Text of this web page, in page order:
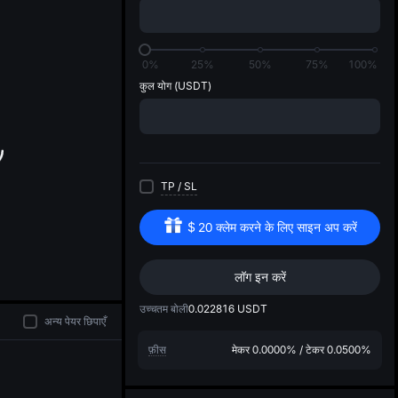
0% 25% 50% 75%
100%
कुल योग (USDT)
TP / SL
$ 20 क्लेम करने के लिए साइन अप करें
लॉग इन करें
उच्चतम बोली0.022816 USDT
फ़ीस मेकर 0.0000% / टेकर 0.0500%
अन्य पेयर छिपाएँ